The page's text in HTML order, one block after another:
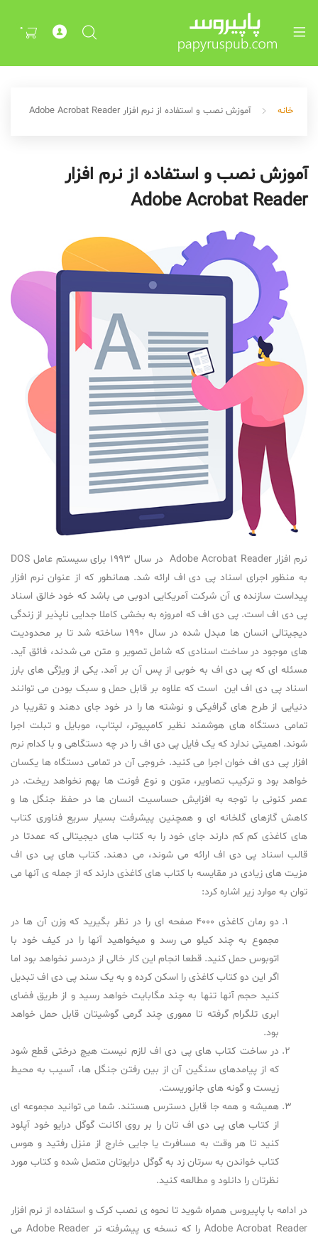
0
خانه آموزش نصب و استفاده از نرم افزار Adobe Acrobat Reader
آموزش نصب و استفاده از نرم افزار
Adobe Acrobat Reader
نرم افزار Adobe Acrobat Reader در سال 1993 برای سیستم عامل DOS
به منظور اجرای اسناد پی دی اف ارائه شد. همانطور که از عنوان نرم افزار
پیداست سازنده ی آن شرکت آمریکایی ادوبی می باشد که خود خالق اسناد
پی دی اف است. پی دی اف که امروزه به بخشی کاملا جدایی ناپذیر از زندگی
دیجیتالی انسان ها مبدل شده در سال 1990 ساخته شد تا بر محدودیت
های موجود در ساخت اسنادی که شامل تصویر و متن می شدند، فائق آید.
مسئله ای که پی دی اف به خوبی از پس آن بر آمد. یکی از ویژگی های بارز
اسناد پی دی اف این است که علاوه بر قابل حمل و سبک بودن می توانند
دنیایی از طرح های گرافیکی و نوشته ها را در خود جای دهند و تقریبا در
تمامی دستگاه های هوشمند نظیر کامپیوتر، لپتاپ، موبایل و تبلت اجرا
شوند. اهمیتی ندارد که یک فایل پی دی اف را در چه دستگاهی و با کدام نرم
افزار پی دی اف خوان اجرا می کنید. خروجی آن در تمامی دستگاه ها یکسان
خواهد بود و ترکیب تصاویر، متون و نوع فونت ها بهم نخواهد ریخت. در
عصر کنونی با توجه به افزایش حساسیت انسان ها در حفظ جنگل ها و
کاهش گازهای گلخانه ای و همچنین پیشرفت بسیار سریع فناوری کتاب
های کاغذی کم کم دارند جای خود را به کتاب های دیجیتالی که عمدتا در
قالب اسناد پی دی اف ارائه می شوند، می دهند. کتاب های پی دی اف
مزیت های زیادی در مقایسه با کتاب های کاغذی دارند که از جمله ی آنها می
توان به موارد زیر اشاره کرد:
دو رمان کاغذی 4000 صفحه ای را در نظر بگیرید که وزن آن ها در
مجموع به چند کیلو می رسد و میخواهید آنها را در کیف خود با
اتوبوس حمل کنید. قطعا انجام این کار خالی از دردسر نخواهد بود اما
اگر این دو کتاب کاغذی را اسکن کرده و به یک سند پی دی اف تبدیل
کنید حجم آنها تنها به چند مگابایت خواهد رسید و از طریق فضای
ابری تلگرام گرفته تا مموری چند گرمی گوشیتان قابل حمل خواهد
بود.
در ساخت کتاب های پی دی اف لازم نیست هیچ درختی قطع شود
که از پیامدهای سنگین آن از بین رفتن جنگل ها، آسیب به محیط
زیست و گونه های جانوریست.
همیشه و همه جا قابل دسترس هستند. شما می توانید مجموعه ای
از کتاب های پی دی اف تان را بر روی اکانت گوگل درایو خود آپلود
کنید تا هر وقت به مسافرت یا جایی خارج از منزل رفتید و هوس
کتاب خواندن به سرتان زد به گوگل درایوتان متصل شده و کتاب مورد
نظرتان را دانلود و مطالعه کنید.
در ادامه با پاپیروس همراه شوید تا نحوه ی نصب کرک و استفاده از نرم افزار
Adobe Acrobat Reader را که نسخه ی پیشرفته تر Adobe Reader می